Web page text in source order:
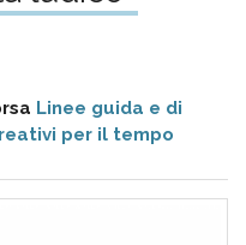
Linee guida e di
per il tempo